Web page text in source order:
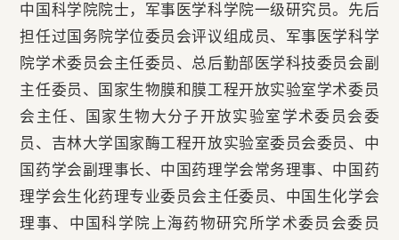
中国科学院院士，军事医学科学院一级研究员。先后
担任过国务院学位委员会评议组成员、军事医学科学
院学术委员会主任委员、总后勤部医学科技委员会副
主任委员、国家生物膜和膜工程开放实验室学术委员
会主任、国家生物大分子开放实验室学术委员会委
员、吉林大学国家酶工程开放实验室委员会委员、中
国药学会副理事长、中国药理学会常务理事、中国药
理学会生化药理专业委员会主任委员、中国生化学会
理事、中国科学院上海药物研究所学术委员会委员